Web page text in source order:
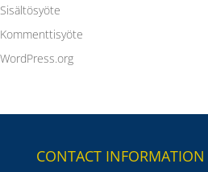
Sisältösyöte
Kommenttisyöte
WordPress.org
CONTACT INFORMATION